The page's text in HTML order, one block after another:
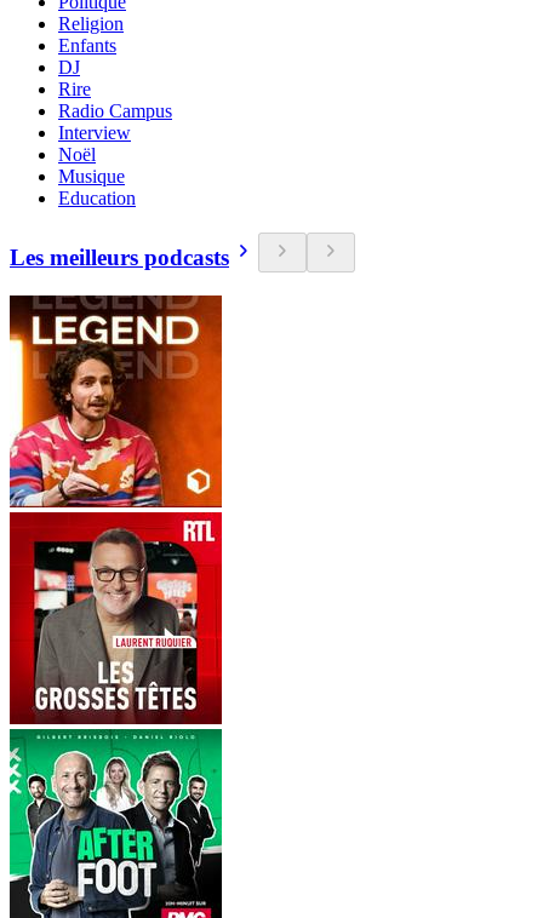
Religion
Enfants
DJ
Rire
Radio Campus
Interview
Noël
Musique
Education
Les meilleurs podcasts